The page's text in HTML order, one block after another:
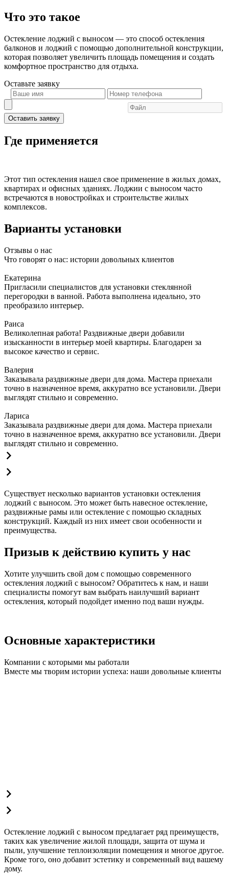
Что это такое
Остекление лоджий с выносом — это способ остекления
балконов и лоджий с помощью дополнительной конструкции,
которая позволяет увеличить площадь помещения и создать
комфортное пространство для отдыха.
Оставьте заявку
Оставить заявку
Где применяется
Этот тип остекления нашел свое применение в жилых домах,
квартирах и офисных зданиях. Лоджии с выносом часто
встречаются в новостройках и строительстве жилых
комплексов.
Варианты установки
Отзывы о нас
Что говорят о нас: истории довольных клиентов
Екатерина
Пригласили специалистов для установки стеклянной
перегородки в ванной. Работа выполнена идеально, это
преобразило интерьер.
Раиса
Великолепная работа! Раздвижные двери добавили
изысканности в интерьер моей квартиры. Благодарен за
высокое качество и сервис.
Валерия
Заказывала раздвижные двери для дома. Мастера приехали
точно в назначенное время, аккуратно все установили. Двери
выглядят стильно и современно.
Лариса
Заказывала раздвижные двери для дома. Мастера приехали
точно в назначенное время, аккуратно все установили. Двери
выглядят стильно и современно.
Существует несколько вариантов установки остекления
лоджий с выносом. Это может быть навесное остекление,
раздвижные рамы или остекление с помощью складных
конструкций. Каждый из них имеет свои особенности и
преимущества.
Призыв к действию купить у нас
Хотите улучшить свой дом с помощью современного
остекления лоджий с выносом? Обратитесь к нам, и наши
специалисты помогут вам выбрать наилучший вариант
остекления, который подойдет именно под ваши нужды.
Основные характеристики
Компании с которыми мы работали
Вместе мы творим истории успеха: наши довольные клиенты
Остекление лоджий с выносом предлагает ряд преимуществ,
таких как увеличение жилой площади, защита от шума и
пыли, улучшение теплоизоляции помещения и многое другое.
Кроме того, оно добавит эстетику и современный вид вашему
дому.